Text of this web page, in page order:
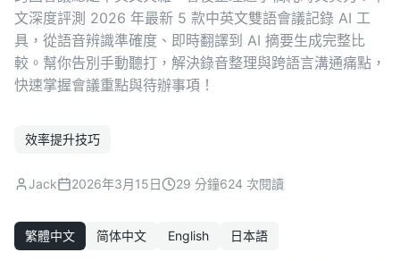
文深度評測 2026 年最新 5 款中英文雙語會議記錄 AI 工
具，從語音辨識準確度、即時翻譯到 AI 摘要生成完整比
較。幫你告別手動聽打，解決錄音整理與跨語言溝通痛點，
快速掌握會議重點與待辦事項！
效率提升技巧
Jack 2026年3月15日 29 分鐘624 次閱讀
繁體中文 简体中文 English 日本語